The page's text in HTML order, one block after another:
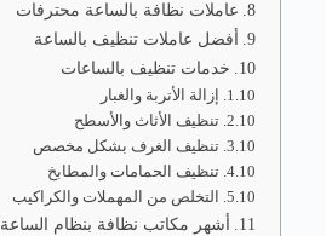
عاملات نظافة بالساعة محترفات
أفضل عاملات تنظيف بالساعة
خدمات تنظيف بالساعات
إزالة الأتربة والغبار
تنظيف الأثاث والأسطح
تنظيف الغرف بشكل مخصص
تنظيف الحمامات والمطابخ
التخلص من المهملات والكراكيب
أشهر مكاتب نظافة بنظام الساعة